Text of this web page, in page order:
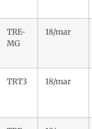
TRE-
MG
18/mar
TRT3 18/mar